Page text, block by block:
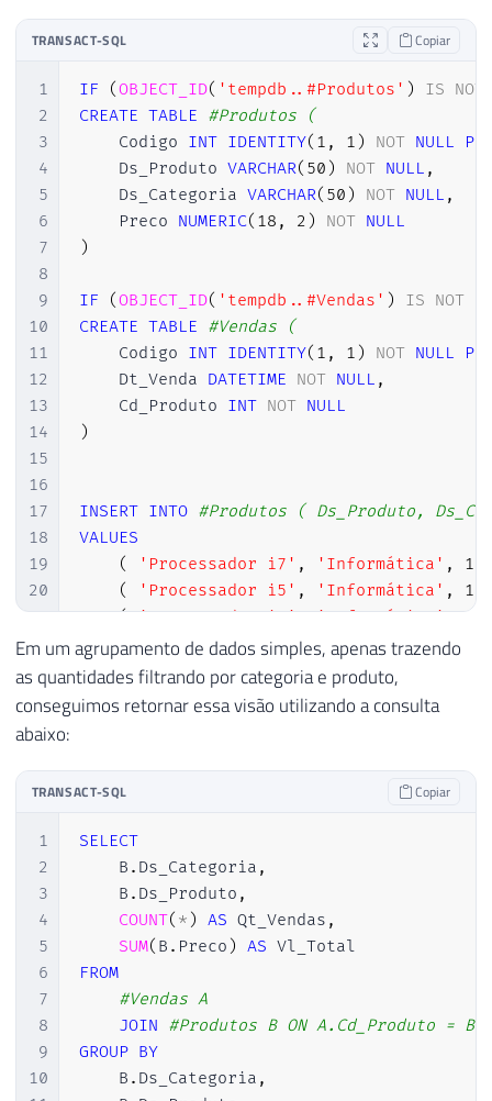
TRANSACT-SQL Copiar
1
2
3
4
5
6
7
8
9
10
11
12
13
14
15
16
17
18
19
20
21
22
23
25
27
28
IF (OBJECT_ID( 'tempdb..#Produtos' ) IS NOT
CREATE TABLE #Produtos (
    Codigo
INT IDENTITY( 1 , 1 ) NOT NULL
    Ds_Produto
VARCHAR( 50 ) NOT NULL ,
    Ds_Categoria
VARCHAR( 50 ) NOT NULL ,
    Preco
NUMERIC( 18 , 2 ) NOT NULL
)
IF (OBJECT_ID( 'tempdb..#Vendas' ) IS NOT
CREATE TABLE #Vendas (
    Codigo
INT IDENTITY( 1 , 1 ) NOT NULL
    Dt_Venda
DATETIME NOT NULL ,
    Cd_Produto
INT NOT NULL
)
INSERT INTO #Produtos ( Ds_Produto,
VALUES
(
'Processador i7' , 'Informática' ,
(
'Processador i5' , 'Informática' ,
( 'Processador i3', 'Informática',
( 'Placa de Vídeo Nvidia',
( 'Placa de Vídeo Radeon',
'Celular Apple' , 'Celulares' ,
( 'Celular LG', 'Celulares', 1000.00
(
'Utilidades do Lar',
'Cadeira' 'Utilidades do Lar'
'Mesa' 'Utilidades do Lar'
'Talheres' , 'Utilidades do Lar'
@Total
@Contador
Em um agrupamento de dados simples, apenas trazendo
as quantidades filtrando por categoria e produto,
conseguimos retornar essa visão utilizando a consulta
abaixo:
TRANSACT-SQL Copiar
1
2
3
4
5
6
7
8
9
10
SELECT
    B
. Ds_Categoria ,
    B
. Ds_Produto ,
COUNT( * ) AS Qt_Vendas ,
SUM( B . Preco ) AS
FROM
#Vendas A
JOIN #Produtos B ON A.Cd_Produto =
GROUP BY
    B
. Ds_Categoria ,